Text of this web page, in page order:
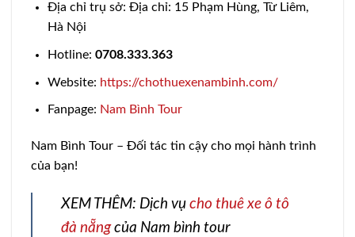
Địa chỉ trụ sở: Địa chỉ: 15 Phạm Hùng, Từ Liêm,
Hà Nội
Hotline: 0708.333.363
Website: https://chothuexenambinh.com/
Fanpage: Nam Bình Tour
Nam Bình Tour – Đối tác tin cậy cho mọi hành trình
của bạn!
XEM THÊM: Dịch vụ cho thuê xe ô tô
đà nẵngcủa Nam bình tour